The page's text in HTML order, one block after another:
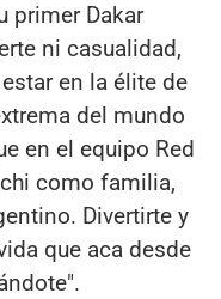
primer Dakar
ni casualidad,
en la élite de
del mundo
en el equipo Red
como familia,
Divertirte y
que aca desde